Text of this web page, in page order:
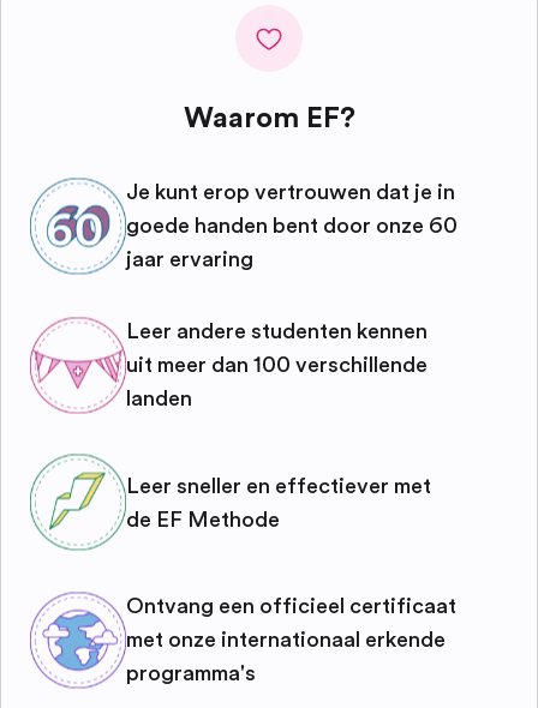
Waarom EF?
Je kunt erop vertrouwen dat je in
goede handen bent door onze 60
jaar ervaring
Leer andere studenten kennen
uit meer dan 100 verschillende
landen
Leer sneller en effectiever met
de EF Methode
Ontvang een officieel certificaat
met onze internationaal erkende
programma's